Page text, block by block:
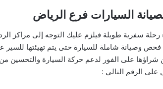
السيارات فرع الرياض
سفرية طويلة فيلزم عليك التوجه إلى مراكز
وصيانة شاملة للسيارة حتى يتم تهيئتها للسير
شراؤها على الفور لدعم حركة السيارة والتحسين
على الرقم التالي :